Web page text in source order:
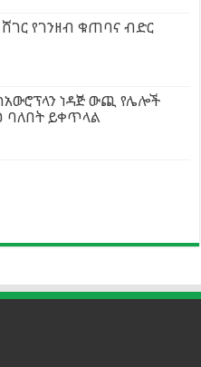
ሸገር የገንዘብ ቁጠባና ብድር
ነዳጅ ውጪ የሌሎች
ባለበት ይቀጥላል